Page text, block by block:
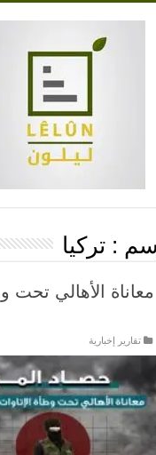
:تركيا
الأهالي تحت
تقارير إخبارية